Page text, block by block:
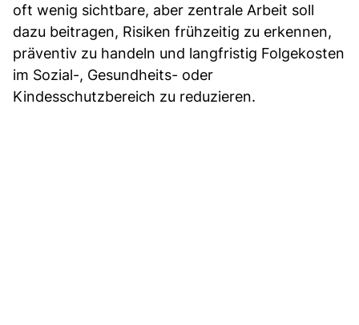
oft wenig sichtbare, aber zentrale Arbeit soll
dazu beitragen, Risiken frühzeitig zu erkennen,
präventiv zu handeln und langfristig Folgekosten
im Sozial-, Gesundheits- oder
Kindesschutzbereich zu reduzieren.